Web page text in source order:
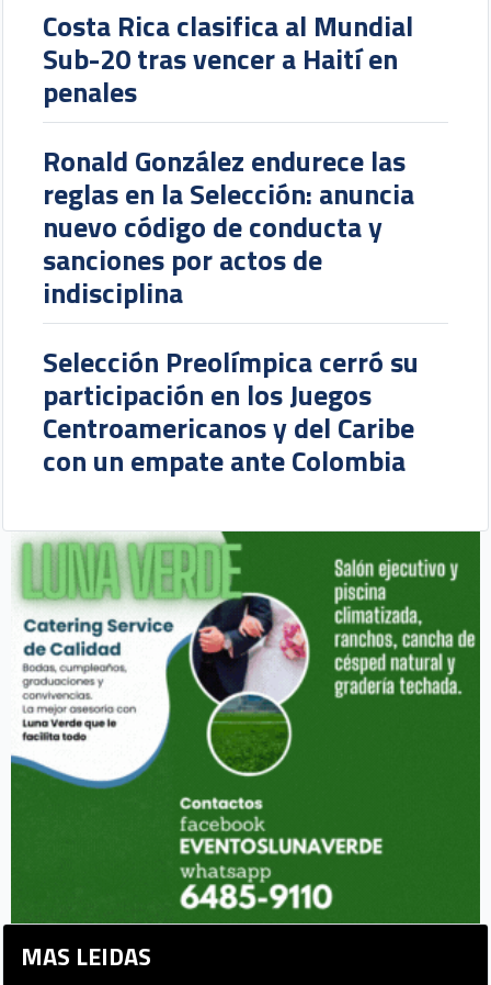
Costa Rica clasifica al Mundial
Sub-20 tras vencer a Haití en
penales
Ronald González endurece las
reglas en la Selección: anuncia
nuevo código de conducta y
sanciones por actos de
indisciplina
Selección Preolímpica cerró su
participación en los Juegos
Centroamericanos y del Caribe
con un empate ante Colombia
MAS LEIDAS